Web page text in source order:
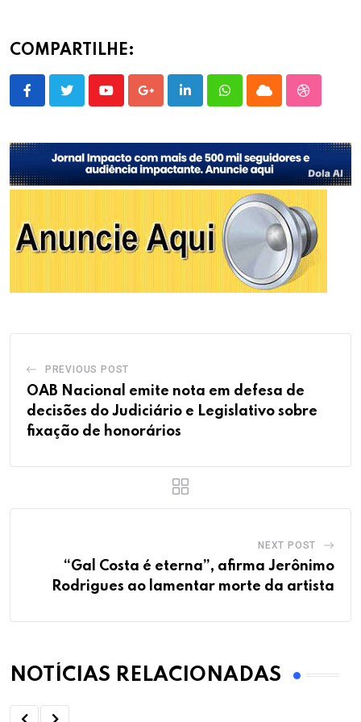
COMPARTILHE:
YoutubeGoogle+LinkedInWhatsappCloud
PREVIOUS POST
OAB Nacional emite nota em defesa de
decisões do Judiciário e Legislativo sobre
fixação de honorários
NEXT POST
“Gal Costa é eterna”, afirma Jerônimo
Rodrigues ao lamentar morte da artista
NOTÍCIAS RELACIONADAS